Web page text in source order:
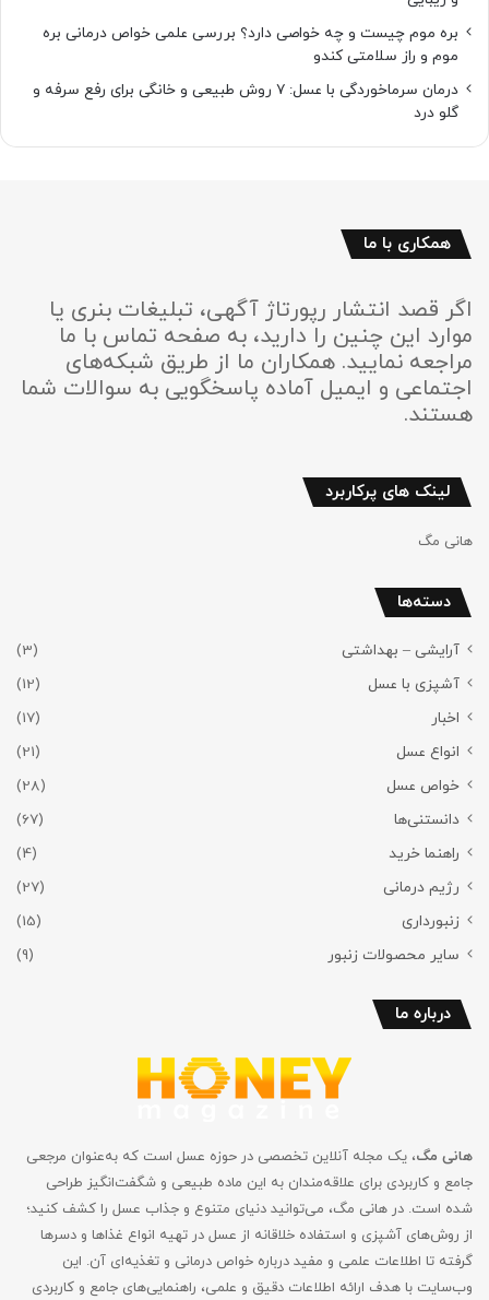
بره موم چیست و چه خواصی دارد؟ بررسی علمی خواص درمانی بره
موم و راز سلامتی کندو
درمان سرماخوردگی با عسل: ۷ روش طبیعی و خانگی برای رفع سرفه و
گلو درد
همکاری با ما
اگر قصد انتشار رپورتاژ آگهی، تبلیغات بنری یا
موارد این چنین را دارید، به صفحه تماس با ما
مراجعه نمایید. همکاران ما از طریق شبکه‌های
اجتماعی و ایمیل آماده پاسخگویی به سوالات شما
هستند.
لینک های پرکاربرد
هانی مگ
دسته‌ها
آرایشی – بهداشتی
(3)
آشپزی با عسل
(12)
اخبار
(17)
انواع عسل
(21)
خواص عسل
(28)
دانستنی‌ها
(67)
راهنما خرید
(4)
رژیم درمانی
(27)
زنبورداری
(15)
سایر محصولات زنبور
(9)
درباره ما
هانی مگ، یک مجله آنلاین تخصصی در حوزه عسل است که به‌عنوان مرجعی
جامع و کاربردی برای علاقه‌مندان به این ماده طبیعی و شگفت‌انگیز طراحی
شده است. در هانی مگ، می‌توانید دنیای متنوع و جذاب عسل را کشف کنید؛
از روش‌های آشپزی و استفاده خلاقانه از عسل در تهیه انواع غذاها و دسرها
گرفته تا اطلاعات علمی و مفید درباره خواص درمانی و تغذیه‌ای آن. این
وب‌سایت با هدف ارائه اطلاعات دقیق و علمی، راهنمایی‌های جامع‌ و کاربردی